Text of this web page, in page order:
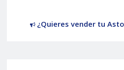
¿Quieres vender tu